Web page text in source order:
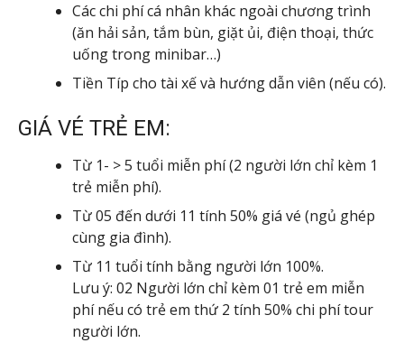
Các chi phí cá nhân khác ngoài chương trình
(ăn hải sản, tắm bùn, giặt ủi, điện thoại, thức
uống trong minibar…)
Tiền Típ cho tài xế và hướng dẫn viên (nếu có).
GIÁ VÉ TRẺ EM:
Từ 1- > 5 tuổi miễn phí (2 người lớn chỉ kèm 1
trẻ miễn phí).
Từ 05 đến dưới 11 tính 50% giá vé (ngủ ghép
cùng gia đình).
Từ 11 tuổi tính bằng người lớn 100%.
Lưu ý: 02 Người lớn chỉ kèm 01 trẻ em miễn
phí nếu có trẻ em thứ 2 tính 50% chi phí tour
người lớn.